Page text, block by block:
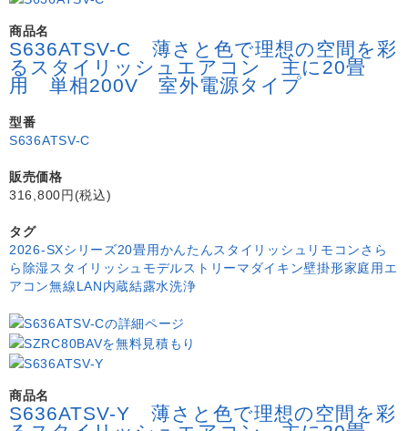
商品名
S636ATSV-C 薄さと色で理想の空間を彩
るスタイリッシュエアコン 主に20畳
用 単相200V 室外電源タイプ
型番
S636ATSV-C
販売価格
316,800円(税込)
タグ
2026-SXシリーズ20畳用かんたんスタイリッシュリモコンさら
ら除湿 スタイリッシュモデルストリーマ ダイキン壁掛形家庭用エ
アコン無線LAN内蔵結露水洗浄
商品名
S636ATSV-Y 薄さと色で理想の空間を彩